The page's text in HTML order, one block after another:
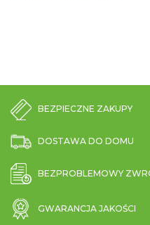
BEZPIECZNE ZAKUPY
DOSTAWA DO DOMU
BEZPROBLEMOWY
GWARANCJA JAKOŚCI